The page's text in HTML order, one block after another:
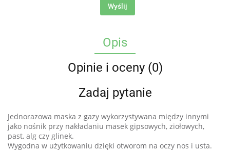
Wyślij
Opis
Opinie i oceny (0)
Zadaj pytanie
Jednorazowa maska z gazy wykorzystywana między innymi
jako nośnik przy nakładaniu masek gipsowych, ziołowych,
past, alg czy glinek.
Wygodna w użytkowaniu dzięki otworom na oczy nos i usta.